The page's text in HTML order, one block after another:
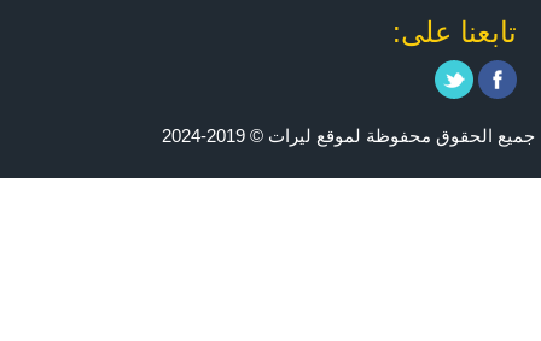
تابعنا على:
جميع الحقوق محفوظة لموقع ليرات © 2019-2024